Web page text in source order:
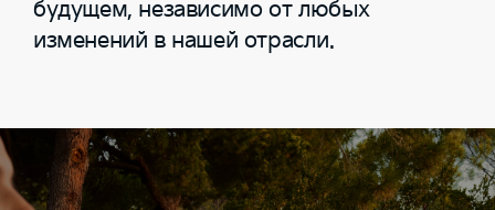
будущем, независимо от любых
изменений в нашей отрасли.